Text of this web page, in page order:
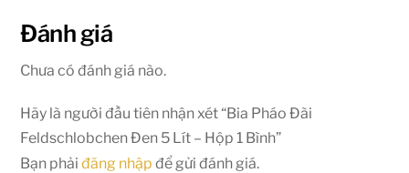
Đánh giá
Chưa có đánh giá nào.
Hãy là người đầu tiên nhận xét “Bia Pháo Đài
Feldschlobchen Đen 5 Lít – Hộp 1 Bình”
Bạn phảiđăng nhập để gửi đánh giá.